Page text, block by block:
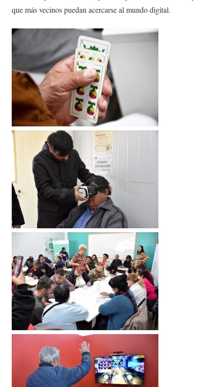
que más vecinos puedan acercarse al mundo digital.